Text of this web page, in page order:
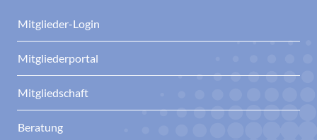
Mitglieder-Login
Mitgliederportal
Mitgliedschaft
Beratung